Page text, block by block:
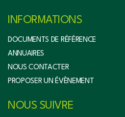
INFORMATIONS
DOCUMENTS DE RÉFÉRENCE
ANNUAIRES
NOUS CONTACTER
PROPOSER UN ÉVÈNEMENT
NOUS SUIVRE